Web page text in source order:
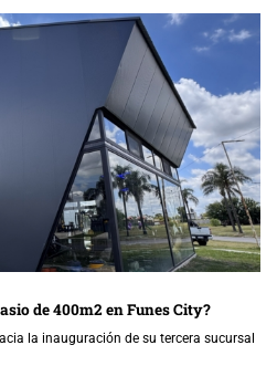
de 400m2 en Funes City?
la inauguración de su tercera sucursal